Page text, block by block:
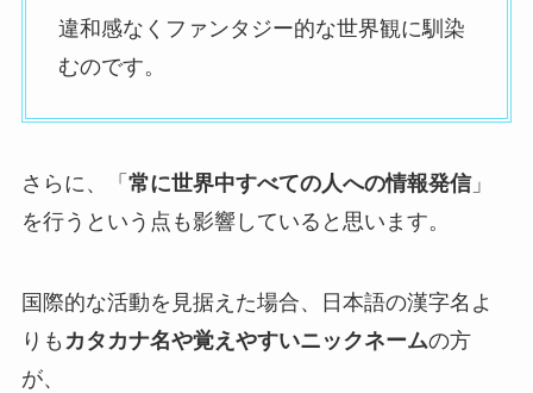
違和感なくファンタジー的な世界観に馴染
むのです。
さらに、「 常に世界中すべての人への情報発信」
を行うという点も影響していると思います。
国際的な活動を見据えた場合、日本語の漢字名よ
りも カタカナ名や覚えやすいニックネームの方
が、